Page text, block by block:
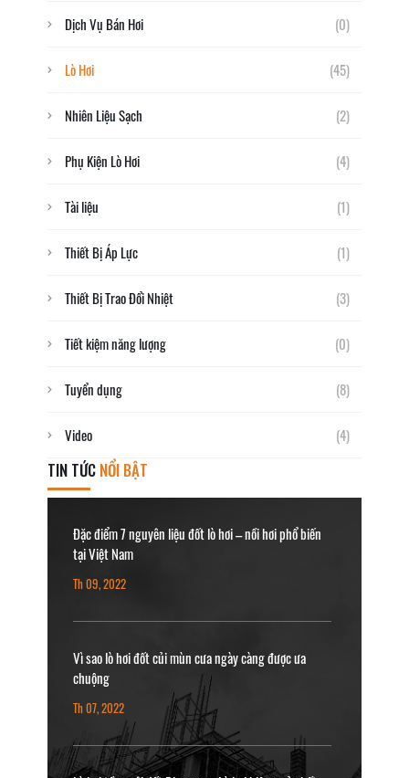
Dịch Vụ Bán Hơi (0)
Lò Hơi (45)
Nhiên Liệu Sạch (2)
Phụ Kiện Lò Hơi (4)
Tài liệu (1)
Thiết Bị Áp Lực (1)
Thiết Bị Trao Đổi Nhiệt (3)
Tiết kiệm năng lượng (0)
Tuyển dụng (8)
Video (4)
TIN TỨC NỔI BẬT
Đặc điểm 7 nguyên liệu đốt lò hơi – nồi hơi phổ biến
tại Việt Nam
Th 09, 2022
Vì sao lò hơi đốt củi mùn cưa ngày càng được ưa
chuộng
Th 07, 2022